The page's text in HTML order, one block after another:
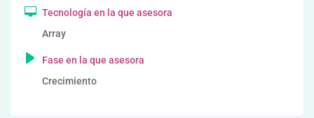
Tecnología en la que asesora
Array
Fase en la que asesora
Crecimiento